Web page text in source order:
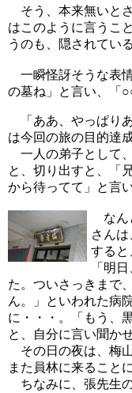
そう、本来無いと
はこのように言うこ
うのも、隠されてい
一瞬怪訝そうな表
の墓ね」と言い、「
「ああ、やっぱり
は今回の旅の目的達
一人の弟子として
と、切り出すと、「
から待ってて」と言
なん
さん
すると
「明
た。ついさっきまで
ん。」といわれた病
に・・・。「もう、
と、自分に言い聞か
その日の夜は、梅
また員林に来ること
ちなみに、張先生